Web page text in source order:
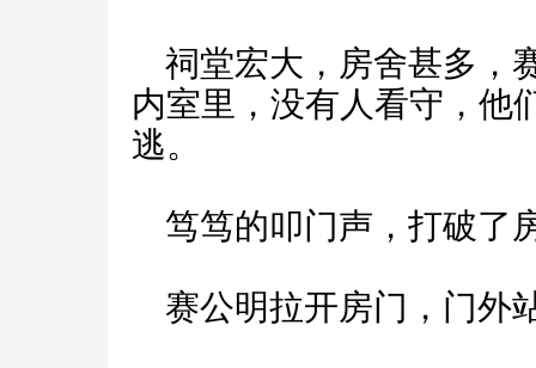
祠堂宏大，房舍甚多，
内室里，没有人看守，他
逃。
笃笃的叩门声，打破了
赛公明拉开房门，门外